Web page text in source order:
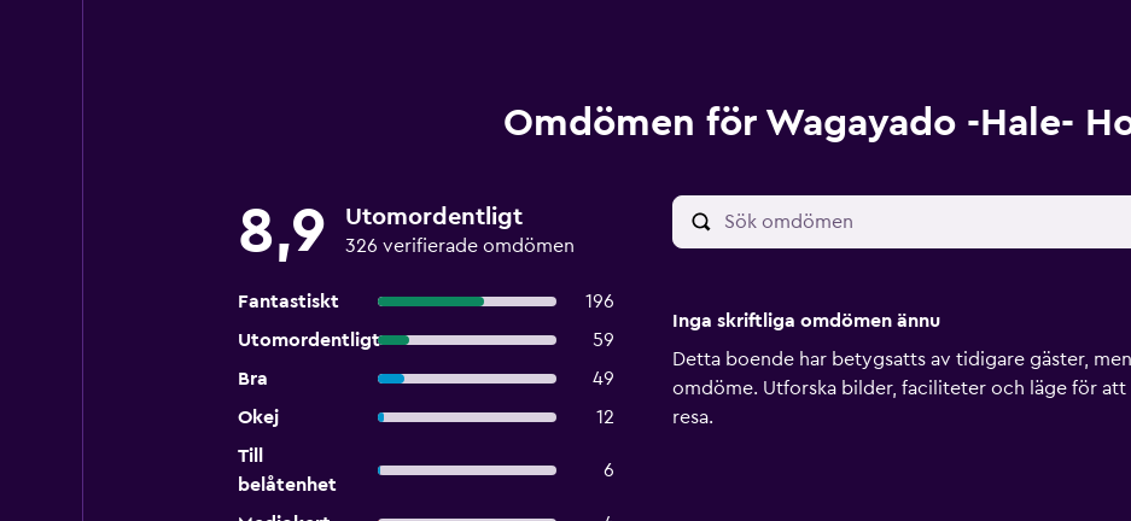
Omdömen för Wagayado -Hale-
8,9 Utomordentligt
326 verifierade omdömen
Fantastiskt
196
Utomordentligt
59
Bra
49
Okej
12
Till
belåtenhet
6
Inga skriftliga omdömen ännu
Detta boende har betygsatts av tidigare gäster,
omdöme. Utforska bilder, faciliteter och läge för
resa.